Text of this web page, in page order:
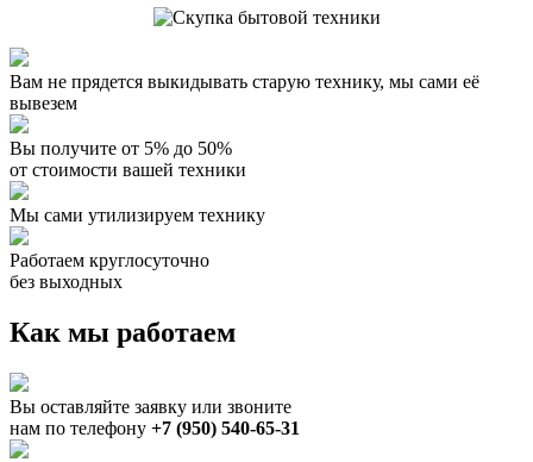
Вам не прядется выкидывать старую технику, мы сами её
вывезем
Вы получите от 5% до 50%
от стоимости вашей техники
Мы сами утилизируем технику
Работаем круглосуточно
без выходных
Как мы работаем
Вы оставляйте заявку или звоните
нам по телефону +7 (950) 540-65-31